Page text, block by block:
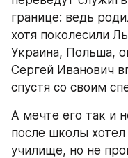
границе: ведь
хотя поколесили
Украина, Польша,
Сергей Иванович
спустя со своим
А мечте его так и
после школы хотел
училище, но не